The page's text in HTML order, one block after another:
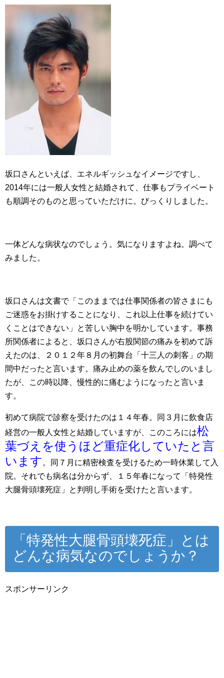
坂口さんといえば、エネルギッシュなイメージですし、
2014年には一般人女性と結婚されて、仕事もプライベート
も順調そのものと思っていただけに。びっくりしました。
一体どんな病状なのでしょう。気になりますよね。調べて
みました。
坂口さんは文書で「このままでは仕事関係者の皆さまにも
ご迷惑をお掛けすることになり、これ以上仕事を続けてい
くことはできない」と苦しい胸中を明かしています。事務
所関係者によると、坂口さんが右股関節の痛みを初めて訴
えたのは、２０１２年８月の初舞台「十三人の刺客」の期
間中だったと言います。痛み止めの薬を飲んでしのいまし
たが、この時以降、慢性的に痛むようになったと言いま
す。
初めて病院で診察を受けたのは１４年春。同３月に飲食店
経営の一般人女性と結婚していますが、このころには松
葉づえを使うほど重症化していたと言
います 。同７月に精密検査を受けるため一時休業して入
院。それでも病名は分からず、１５年春になって「特発性
大腿骨頭壊死症」と判明し手術を受けたと言います。
「特発性大腿骨頭壊死症」とは
どんな病気なのでしょうか？
スポンサーリンク